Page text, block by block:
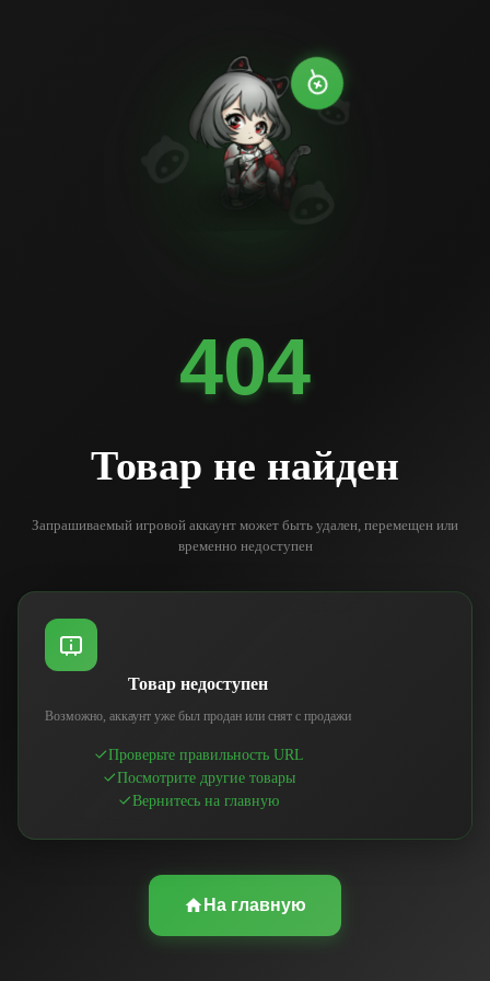
404
Товар не найден
Запрашиваемый игровой аккаунт может быть удален, перемещен или
временно недоступен
Товар недоступен
Возможно, аккаунт уже был продан или снят с продажи
Проверьте правильность URL
Посмотрите другие товары
Вернитесь на главную
На главную